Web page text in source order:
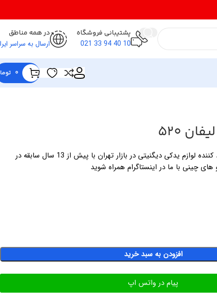
پشتیبانی فروشگاه
10 40 94 33 021
در همه مناطق
ارسال به سراسر
0
520
فروشگاه لوازم یدکی خالقی وارد کننده لوازم یدکی دیگنیتی در بازار تهران با پیش از 13 سال سابقه در
های چینی با ما در اینستاگرام همراه شوید
افزودن به سبد خرید
پیام در واتس اپ